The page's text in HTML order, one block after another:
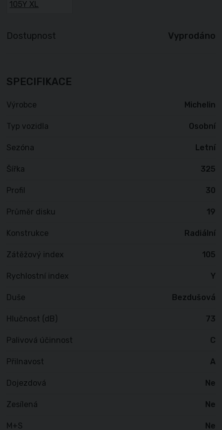
Dostupnost Vyprodáno
SPECIFIKACE
Výrobce Michelin
Typ vozidla Osobní
Sezóna Letní
Šířka 325
Profil 30
Průměr disku 19
Konstrukce Radiální
Zátěžový index 105
Rychlostní index Y
Duše Bezdušová
Hlučnost (dB) 73
Palivová účinnost C
Přilnavost A
Dojezdová Ne
Zesílená Ne
M+S Ne